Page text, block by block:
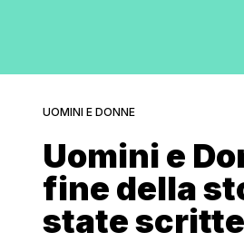
UOMINI E DONNE
Uomini e
fine della
state